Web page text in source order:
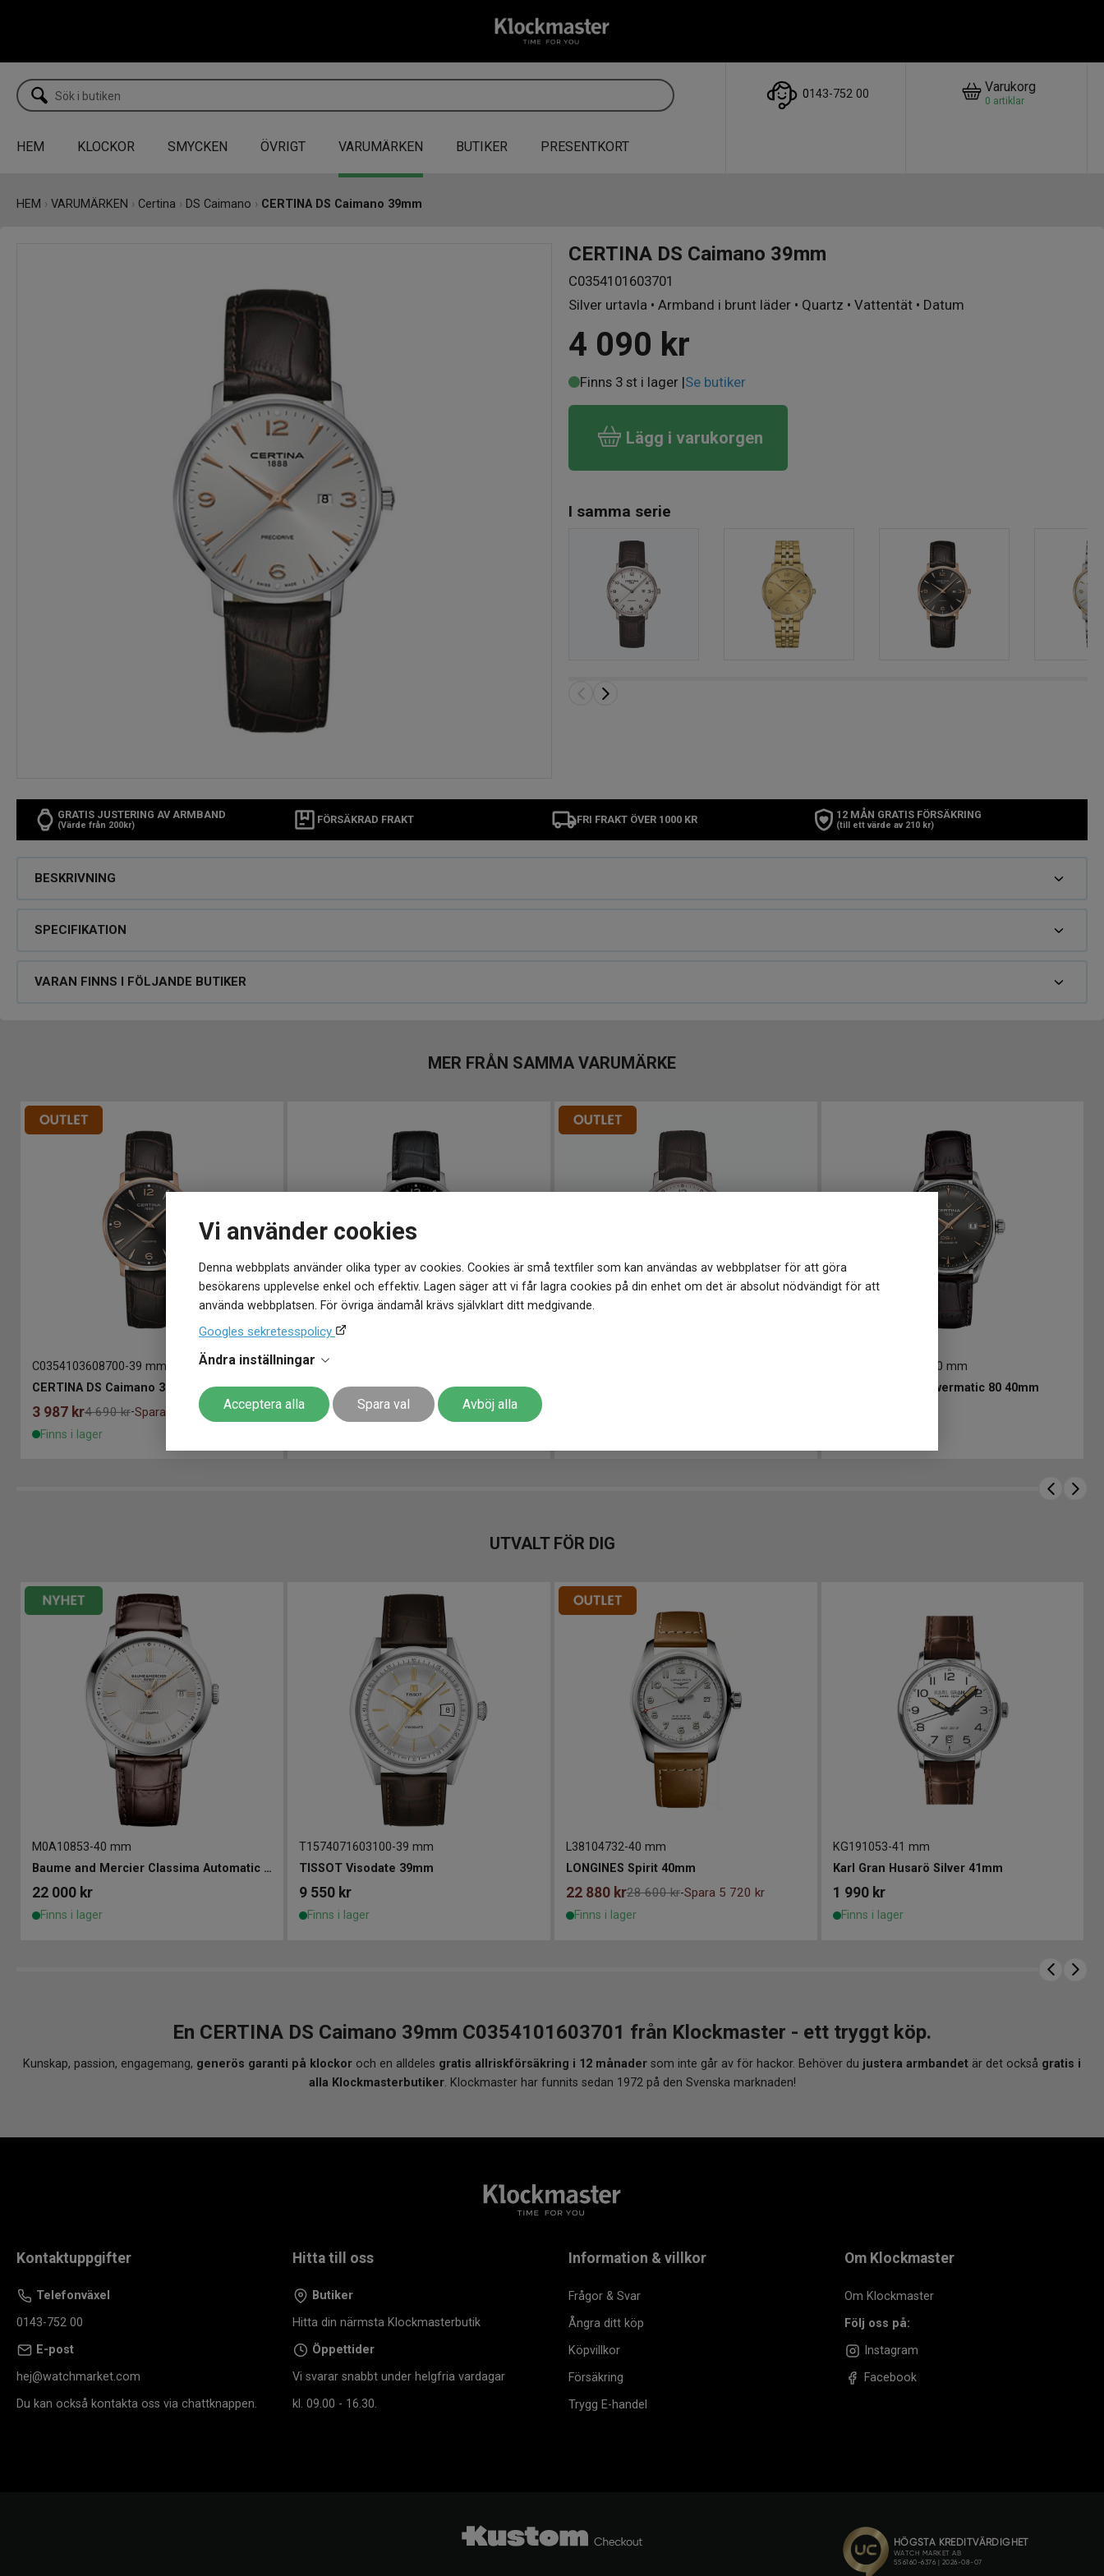
Vi använder cookies
Denna webbplats använder olika typer av cookies. Cookies är små textfiler som kan användas av webbplatser för att göra
besökarens upplevelse enkel och effektiv. Lagen säger att vi får lagra cookies på din enhet om det är absolut nödvändigt för att
använda webbplatsen. För övriga ändamål krävs självklart ditt medgivande.
Googles sekretesspolicy
Ändra inställningar
Acceptera alla Spara val Avböj alla
0143-752 00 Varukorg
0 artiklar
HEM KLOCKOR SMYCKEN ÖVRIGT VARUMÄRKEN BUTIKER PRESENTKORT
HEM › VARUMÄRKEN › Certina › DS Caimano › CERTINA DS Caimano 39mm
CERTINA DS Caimano 39mm
C0354101603701
Silver urtavla • Armband i brunt läder • Quartz • Vattentät • Datum
4 090 kr
Finns 3 st i lager |Se butiker
Lägg i varukorgen
I samma serie
GRATIS JUSTERING AV ARMBAND
(Värde från 200kr) FÖRSÄKRAD FRAKT FRI FRAKT ÖVER 1000 KR 12 MÅN GRATIS FÖRSÄKRING
(till ett värde av 210 kr)
BESKRIVNING
SPECIFIKATION
VARAN FINNS I FÖLJANDE BUTIKER
MER FRÅN SAMMA VARUMÄRKE
C0354103608700-39 mm
CERTINA DS Caimano 39mm
3 987 kr4 690 kr-Spara 703 kr
Finns i lager
C0354101605700
CERTINA DS Caimano 39mm
4 090
40 mm
CERTINA DS-1 Powermatic 80 40mm
UTVALT FÖR DIG
M0A10853-40 mm
Baume and Mercier Classima Automatic 40mm
22 000 kr
Finns i lager
T1574071603100-39 mm
TISSOT Visodate 39mm
9 550 kr
Finns i lager
L38104732-40 mm
LONGINES Spirit 40mm
22 880 kr28 600 kr-Spara 5 720 kr
Finns i lager
KG191053-41 mm
Karl Gran Husarö Silver 41mm
1 990 kr
Finns i lager
En CERTINA DS Caimano 39mm C0354101603701 från Klockmaster - ett tryggt köp.
Kunskap, passion, engagemang, generös garanti på klockor och en alldeles gratis allriskförsäkring i 12 månader som inte går av för hackor. Behöver du justera armbandet är det också gratis i
alla Klockmasterbutiker. Klockmaster har funnits sedan 1972 på den Svenska marknaden!
Kontaktuppgifter
Telefonväxel
0143-752 00
E-post
hej@watchmarket.com
Du kan också kontakta oss via chattknappen.
Hitta till oss
Butiker
Hitta din närmsta Klockmasterbutik
Öppettider
Vi svarar snabbt under helgfria vardagar
kl. 09.00 - 16.30.
Information & villkor
Frågor & Svar
Ångra ditt köp
Köpvillkor
Försäkring
Trygg E-handel
Om Klockmaster
Om Klockmaster
Följ oss på:
Instagram
Facebook